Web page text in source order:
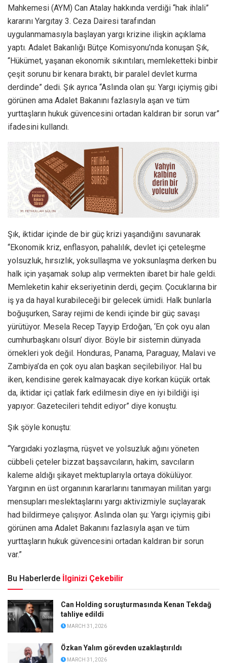
Mahkemesi (AYM) Can Atalay hakkında verdiği “hak ihlali”
kararını Yargıtay 3. Ceza Dairesi tarafından
uygulanmamasıyla başlayan yargı krizine ilişkin açıklama
yaptı. Adalet Bakanlığı Bütçe Komisyonu’nda konuşan Şık,
“Hükümet, yaşanan ekonomik sıkıntıları, memleketteki binbir
çeşit sorunu bir kenara bıraktı, bir paralel devlet kurma
derdinde” dedi. Şık ayrıca “Aslında olan şu: Yargı içiymiş gibi
görünen ama Adalet Bakanını fazlasıyla aşan ve tüm
yurttaşların hukuk güvencesini ortadan kaldıran bir sorun var”
ifadesini kullandı.
Şık, iktidar içinde de bir güç krizi yaşandığını savunarak
“Ekonomik kriz, enflasyon, pahalılık, devlet içi çeteleşme
yolsuzluk, hırsızlık, yoksullaşma ve yoksunlaşma derken bu
halk için yaşamak solup alıp vermekten ibaret bir hale geldi.
Memleketin kahir ekseriyetinin derdi, geçim. Çocuklarına bir
iş ya da hayal kurabileceği bir gelecek ümidi. Halk bunlarla
boğuşurken, Saray rejimi de kendi içinde bir güç savaşı
yürütüyor. Mesela Recep Tayyip Erdoğan, ‘En çok oyu alan
cumhurbaşkanı olsun’ diyor. Böyle bir sistemin dünyada
örnekleri yok değil. Honduras, Panama, Paraguay, Malavi ve
Zambiya’da en çok oyu alan başkan seçilebiliyor. Hal bu
iken, kendisine gerek kalmayacak diye korkan küçük ortak
da, iktidar içi çatlak fark edilmesin diye en iyi bildiği işi
yapıyor: Gazetecileri tehdit ediyor” diye konuştu.
Şık şöyle konuştu:
“Yargıdaki yozlaşma, rüşvet ve yolsuzluk ağını yöneten
cübbeli çeteler bizzat başsavcıların, hakim, savcıların
kaleme aldığı şikayet mektuplarıyla ortaya dökülüyor.
Yargının en üst organının kararlarını tanımayan militan yargı
mensupları meslektaşlarını yargı aktivizmiyle suçlayarak
had bildirmeye çalışıyor. Aslında olan şu: Yargı içiymiş gibi
görünen ama Adalet Bakanını fazlasıyla aşan ve tüm
yurttaşların hukuk güvencesini ortadan kaldıran bir sorun
var.”
Bu Haberlerde İlginizi Çekebilir
Can Holding soruşturmasında Kenan Tekdağ
tahliye edildi
MARCH 31, 2026
Özkan Yalım görevden uzaklaştırıldı
MARCH 31, 2026